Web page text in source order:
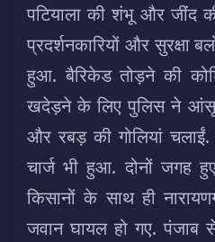
पटियाला की शंभू और जींद
प्रदर्शनकारियों और सुरक्षा
हुआ. बैरिकेड तोड़ने की
खदेड़ने के लिए पुलिस ने
और रबड़ की गोलियां चलाईं.
चार्ज भी हुआ. दोनों जगह
किसानों के साथ ही
जवान घायल हो गए. पंजाब